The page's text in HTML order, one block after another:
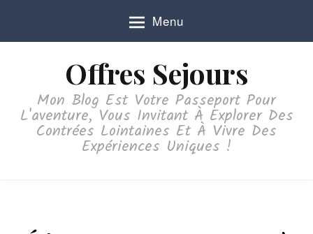
Menu
Offres Sejours
Mon Blog Est Votre Passeport Pour
L'aventure, Vous Invitant À Explorer Des
Contrées Lointaines Et À Vivre Des
Expériences Uniques !